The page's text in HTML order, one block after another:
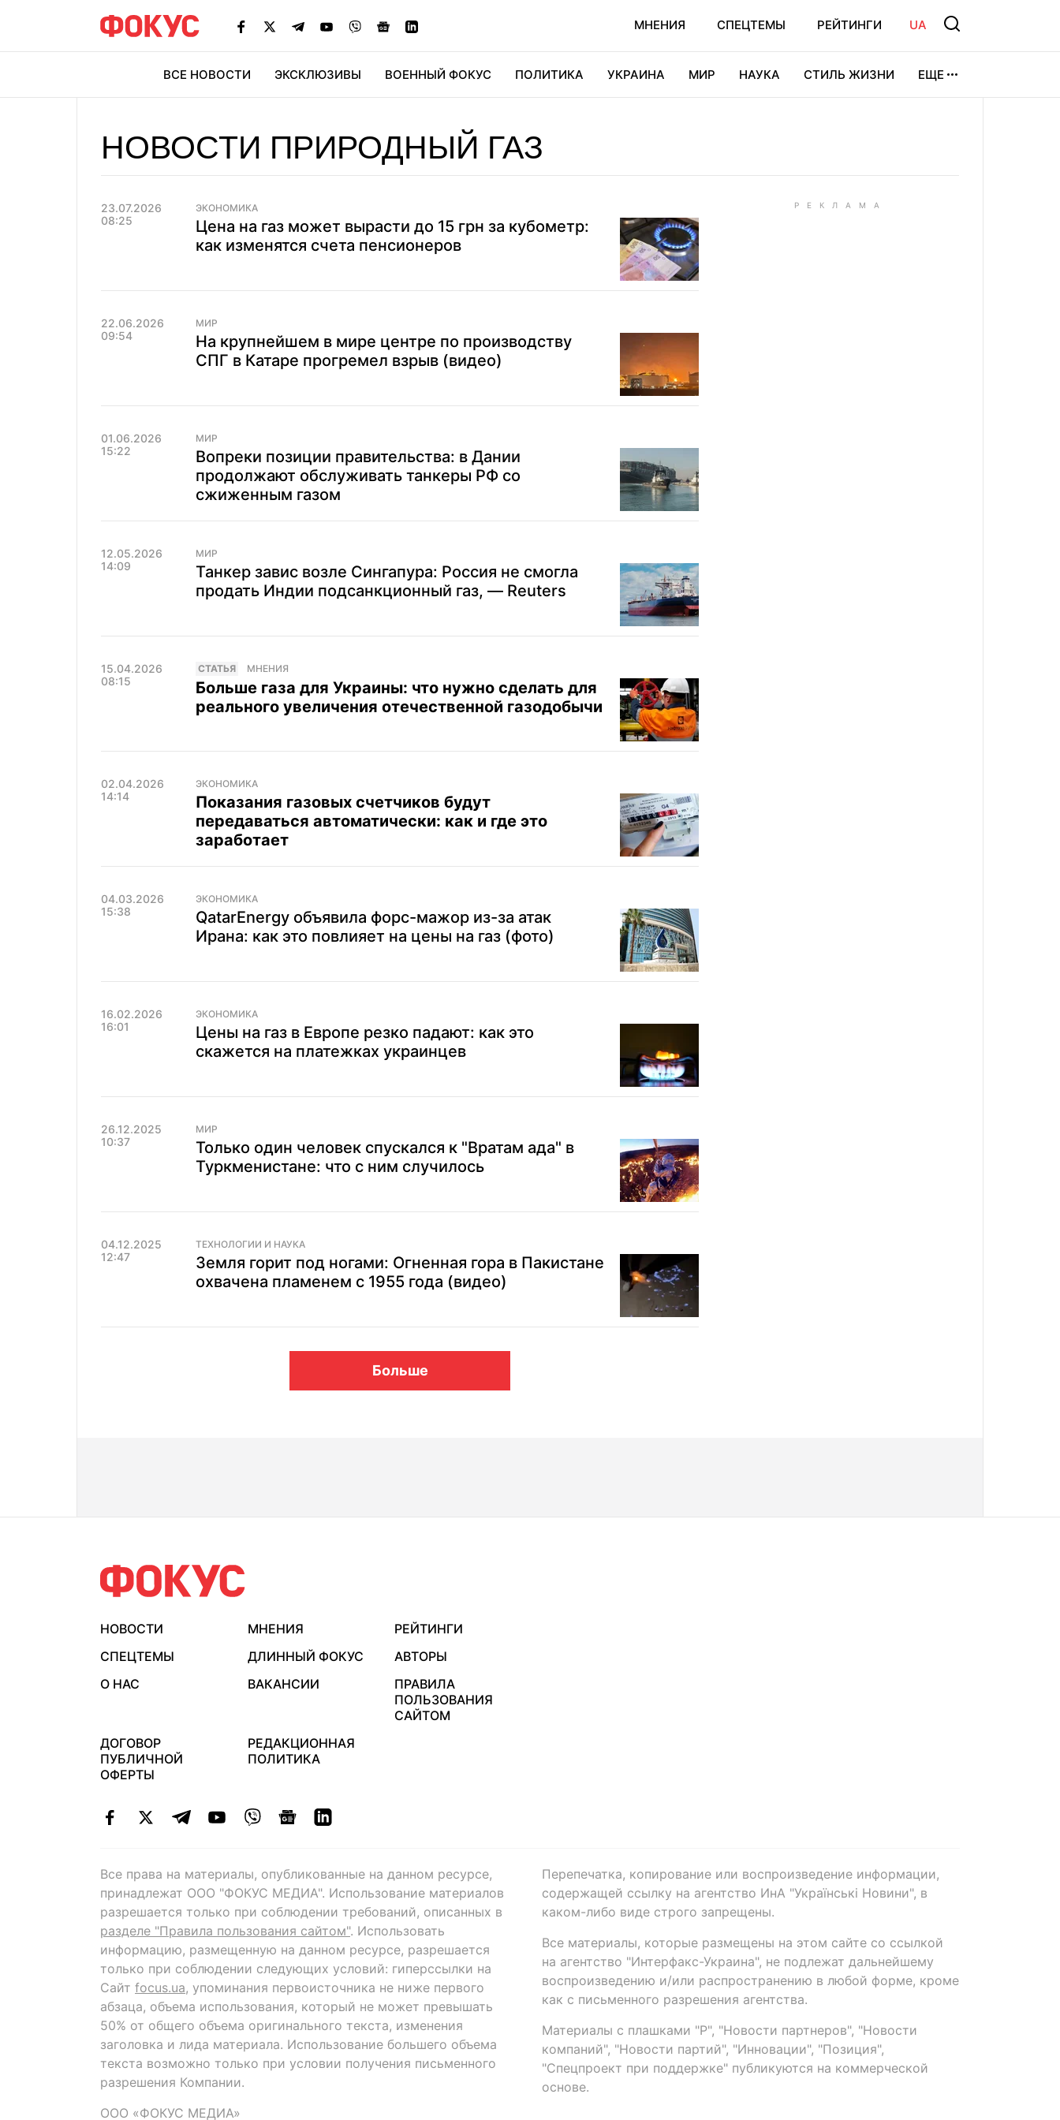
МНЕНИЯ СПЕЦТЕМЫ РЕЙТИНГИ UA
ВСЕ НОВОСТИ ЭКСКЛЮЗИВЫ ВОЕННЫЙ ФОКУС ПОЛИТИКА УКРАИНА МИР НАУКА СТИЛЬ ЖИЗНИ ЕЩЕ
НОВОСТИ ПРИРОДНЫЙ ГАЗ
23.07.2026
08:25
ЭКОНОМИКА
Цена на газ может вырасти до 15 грн за кубометр:
как изменятся счета пенсионеров
22.06.2026
09:54
МИР
На крупнейшем в мире центре по производству
СПГ в Катаре прогремел взрыв (видео)
01.06.2026
15:22
МИР
Вопреки позиции правительства: в Дании
продолжают обслуживать танкеры РФ со
сжиженным газом
12.05.2026
14:09
МИР
Танкер завис возле Сингапура: Россия не смогла
продать Индии подсанкционный газ, — Reuters
15.04.2026
08:15
CТАТЬЯ МНЕНИЯ
Больше газа для Украины: что нужно сделать для
реального увеличения отечественной газодобычи
02.04.2026
14:14
ЭКОНОМИКА
Показания газовых счетчиков будут
передаваться автоматически: как и где это
заработает
04.03.2026
15:38
ЭКОНОМИКА
QatarEnergy объявила форс-мажор из-за атак
Ирана: как это повлияет на цены на газ (фото)
16.02.2026
16:01
ЭКОНОМИКА
Цены на газ в Европе резко падают: как это
скажется на платежках украинцев
26.12.2025
10:37
МИР
Только один человек спускался к "Вратам ада" в
Туркменистане: что с ним случилось
04.12.2025
12:47
ТЕХНОЛОГИИ И НАУКА
Земля горит под ногами: Огненная гора в Пакистане
охвачена пламенем с 1955 года (видео)
Больше
НОВОСТИ МНЕНИЯ
РЕЙТИНГИ
СПЕЦТЕМЫ
ДЛИННЫЙ ФОКУС
АВТОРЫ
О НАС
ВАКАНСИИ
ПРАВИЛА
ПОЛЬЗОВАНИЯ
САЙТОМ
ДОГОВОР
ПУБЛИЧНОЙ
ОФЕРТЫ
РЕДАКЦИОННАЯ
ПОЛИТИКА
Все права на материалы, опубликованные на данном ресурсе,
принадлежат ООО "ФОКУС МЕДИА". Использование материалов
разрешается только при соблюдении требований, описанных в
разделе "Правила пользования сайтом". Использовать
информацию, размещенную на данном ресурсе, разрешается
только при соблюдении следующих условий: гиперссылки на
Сайт focus.ua, упоминания первоисточника не ниже первого
абзаца, объема использования, который не может превышать
50% от общего объема оригинального текста, изменения
заголовка и лида материала. Использование большего объема
текста возможно только при условии получения письменного
разрешения Компании.
ООО «ФОКУС МЕДИА»
Перепечатка, копирование или воспроизведение информации,
содержащей ссылку на агентство ИнА "Українські Новини", в
каком-либо виде строго запрещены.
Все материалы, которые размещены на этом сайте со ссылкой
на агентство "Интерфакс-Украина", не подлежат дальнейшему
воспроизведению и/или распространению в любой форме, кроме
как с письменного разрешения агентства.
Материалы с плашками "Р", "Новости партнеров", "Новости
компаний", "Новости партий", "Инновации", "Позиция",
"Спецпроект при поддержке" публикуются на коммерческой
основе.